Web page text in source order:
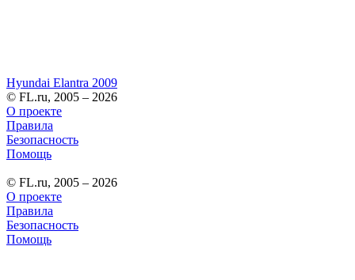
Hyundai Elantra 2009
© FL.ru, 2005 – 2026
О проекте
Правила
Безопасность
Помощь
© FL.ru, 2005 – 2026
О проекте
Правила
Безопасность
Помощь